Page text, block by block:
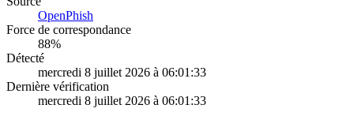
OpenPhish
Force de correspondance
88%
Détecté
mercredi 8 juillet 2026 à 06:01:33
Dernière vérification
mercredi 8 juillet 2026 à 06:01:33